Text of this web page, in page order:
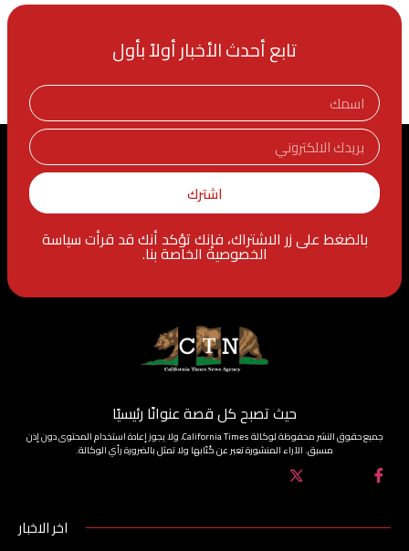
تابع أحدث الأخبار أولاً بأول
اشترك
بالضغط على زر الاشتراك، فإنك تؤكد أنك قد قرأت سياسة
الخصوصية الخاصة بنا.
حيث تصبح كل قصة عنوانًا رئيسيًا
جميع حقوق النشر محفوظة لوكالة California Times، ولا يجوز إعادة استخدام المحتوى دون إذن
مسبق. الآراء المنشورة تعبر عن كُتّابها ولا تمثل بالضرورة رأي الوكالة.
اخر الاخبار